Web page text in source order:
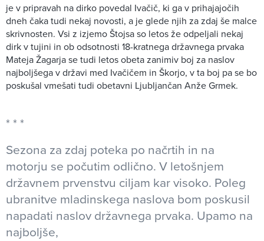
je v pripravah na dirko povedal Ivačič, ki ga v prihajajočih
dneh čaka tudi nekaj novosti, a je glede njih za zdaj še malce
skrivnosten. Vsi z izjemo Štojsa so letos že odpeljali nekaj
dirk v tujini in ob odsotnosti 18-kratnega državnega prvaka
Mateja Žagarja se tudi letos obeta zanimiv boj za naslov
najboljšega v državi med Ivačičem in Škorjo, v ta boj pa se bo
poskušal vmešati tudi obetavni Ljubljančan Anže Grmek.
Sezona za zdaj poteka po načrtih in na
motorju se počutim odlično. V letošnjem
državnem prvenstvu ciljam kar visoko. Poleg
ubranitve mladinskega naslova bom poskusil
napadati naslov državnega prvaka. Upamo na
najboljše,